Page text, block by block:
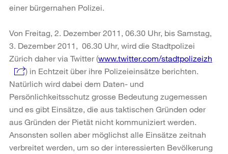
einer bürgernahen Polizei.
Von Freitag, 2. Dezember 2011, 06.30 Uhr, bis Samstag,
3. Dezember 2011, 06.30 Uhr, wird die Stadtpolizei
Zürich daher via Twitter (www.twitter.com/stadtpolizeizh
) in Echtzeit über ihre Polizeieinsätze berichten.
Natürlich wird dabei dem Daten- und
Persönlichkeitsschutz grosse Bedeutung zugemessen
und es gibt Einsätze, die aus taktischen Gründen oder
aus Gründen der Pietät nicht kommuniziert werden.
Ansonsten sollen aber möglichst alle Einsätze zeitnah
verbreitet werden, um so der interessierten Bevölkerung